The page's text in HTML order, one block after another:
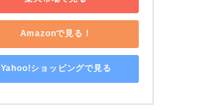
Amazonで見る！
Yahoo!ショッピングで見る